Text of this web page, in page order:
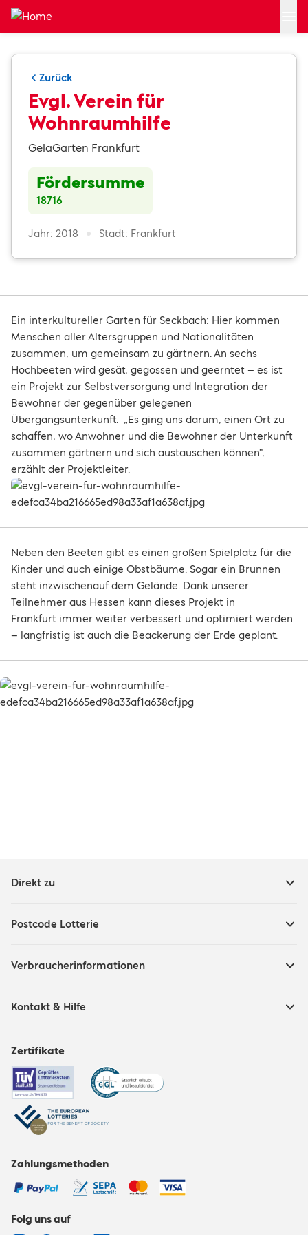
Zum Hauptinhalt springen
Zurück
Evgl. Verein für
Wohnraumhilfe
GelaGarten Frankfurt
Fördersumme
18716
Jahr: 2018 Stadt: Frankfurt
Ein interkultureller Garten für Seckbach: Hier kommen
Menschen aller Altersgruppen und Nationalitäten
zusammen, um gemeinsam zu gärtnern. An sechs
Hochbeeten wird gesät, gegossen und geerntet – es ist
ein Projekt zur Selbstversorgung und Integration der
Bewohner der gegenüber gelegenen
Übergangsunterkunft. „Es ging uns darum, einen Ort zu
schaffen, wo Anwohner und die Bewohner der Unterkunft
zusammen gärtnern und sich austauschen können“,
erzählt der Projektleiter.
Neben den Beeten gibt es einen großen Spielplatz für die
Kinder und auch einige Obstbäume. Sogar ein Brunnen
steht inzwischenauf dem Gelände. Dank unserer
Teilnehmer aus Hessen kann dieses Projekt in
Frankfurt immer weiter verbessert und optimiert werden
– langfristig ist auch die Beackerung der Erde geplant.
Direkt zu
Postcode Lotterie
Verbraucherinformationen
Kontakt & Hilfe
Zertifikate
Zahlungsmethoden
Folg uns auf